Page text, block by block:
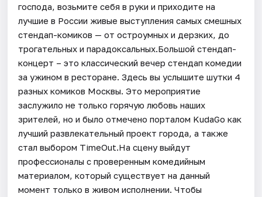
господа, возьмите себя в руки и приходите на
лучшие в России живые выступления самых смешных
стендап-комиков — от остроумных и дерзких, до
трогательных и парадоксальных.Большой стендап-
концерт – это классический вечер стендап комедии
за ужином в ресторане. Здесь вы услышите шутки 4
разных комиков Москвы. Это мероприятие
заслужило не только горячую любовь наших
зрителей, но и было отмечено порталом KudaGo как
лучший развлекательный проект города, а также
стал выбором TimeOut.На сцену выйдут
профессионалы с проверенным комедийным
материалом, который существует на данный
момент только в живом исполнении. Чтобы